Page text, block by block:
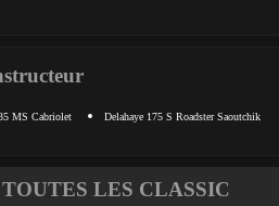
MS Cabriolet Delahaye 175 S Roadster Saoutchik
LES CLASSIC